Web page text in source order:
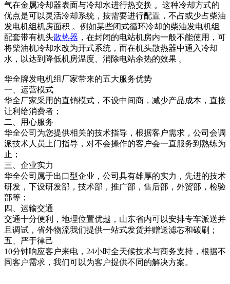
气在金属冷却器表面与冷却水进行热交换 。这种冷却方式的
优点是可以灵活冷却系统，按需要进行配置，不占或少占柴油
发电机组机房面积 。例如某些闭式循环冷却的柴油发电机组
配套带有机头散热器 ，在封闭的电站机房内一般不能使用，可
将柴油机冷却水改为开式系统，而在机头散热器中通入冷却
水，以达到降低机房温度、消除电站余热的效果 。
华全牌发电机组厂家带来的五大服务优势
一、运营模式
华全厂家采用的直销模式，不设中间商，减少产品成本，直接
让利给消费者；
二、用心服务
华全公司为您提供相关的技术指导，根据客户需求，公司会调
派技术人员上门指导，对不会操作的客户会一直服务到熟练为
止；
三、企业实力
华全公司属于出口型企业，公司具有雄厚的实力，先进的技术
研发，下设研发部，技术部，推广部，售后部，外贸部，检验
部等；
四、运输交通
交通十分便利，地理位置优越，山东省内可以安排专车派送并
且调试，省外物流我们提供一站式发货并赠送滤芯和碳刷；
五、严于律己
10分钟响应客户来电，24小时全天候技术与商务支持，根据不
同客户需求，我们可以为客户提供不同的解决方案。